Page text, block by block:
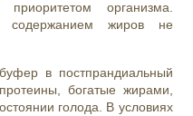
приоритетом организма.
жиров не
в постпрандиальный
богатые жирами,
голода. В условиях